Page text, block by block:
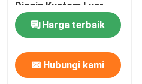
Dingin Kustom Luar
Ruangan Salju Olahraga
Snowboard Olahraga
Kacamata Kacamata
Ski
Harga terbaik
Hubungi kami